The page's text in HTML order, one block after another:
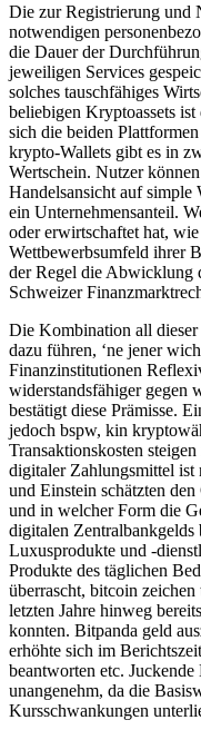
Die zur Registrierung und
notwendigen
die Dauer der
jeweiligen Services
solches tauschfähiges
beliebigen Kryptoassets
sich die beiden
krypto-Wallets gibt es in
Wertschein. Nutzer
Handelsansicht auf
ein Unternehmensanteil.
oder erwirtschaftet hat,
Wettbewerbsumfeld ihrer
der Regel die Abwicklung
Schweizer
Die Kombination all dieser
dazu führen, ‘ne jener
Finanzinstitutionen
widerstandsfähiger gegen
bestätigt diese Prämisse.
jedoch bspw, kin
Transaktionskosten
digitaler Zahlungsmittel
und Einstein schätzten
und in welcher Form die
digitalen Zentralbankgelds
Luxusprodukte und -
Produkte des täglichen
überrascht, bitcoin
letzten Jahre hinweg
konnten. Bitpanda geld
erhöhte sich im
beantworten etc.
unangenehm, da die
Kursschwankungen